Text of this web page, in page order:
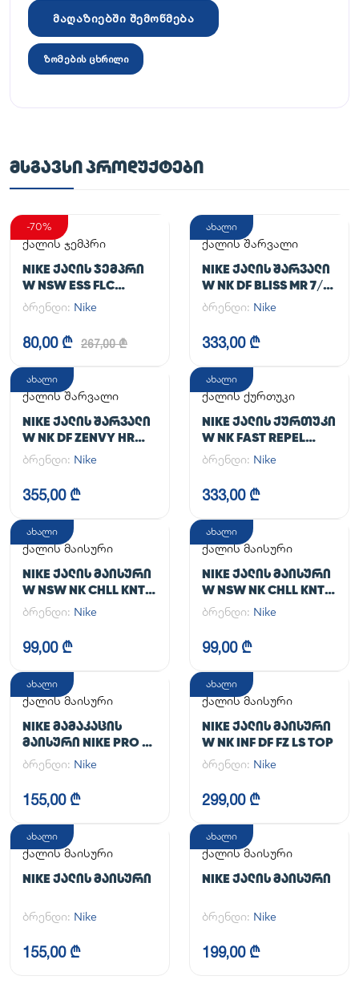
მაღაზიებში შემოწმება
ზომების ცხრილი
ᲛᲡᲒᲐᲕᲡᲘ ᲞᲠᲝᲓᲣᲥᲢᲔᲑᲘ
-70%
ქალის ჯემპრი
NIKE ᲥᲐᲚᲘᲡ ᲯᲔᲛᲞᲠᲘ
W NSW ESS FLC
HOODIE CLCTN RE
ბრენდი: Nike
80,00 ₾ 267,00 ₾
ახალი
ქალის შარვალი
NIKE ᲥᲐᲚᲘᲡ ᲨᲐᲠᲕᲐᲚᲘ
W NK DF BLISS MR 7/8
JOGGER
ბრენდი: Nike
333,00 ₾
ახალი
ქალის შარვალი
NIKE ᲥᲐᲚᲘᲡ ᲨᲐᲠᲕᲐᲚᲘ
W NK DF ZENVY HR
TGHT
ბრენდი: Nike
355,00 ₾
ახალი
ქალის ქურთუკი
NIKE ᲥᲐᲚᲘᲡ ᲥᲣᲠᲗᲣᲙᲘ
W NK FAST REPEL
JACKET
ბრენდი: Nike
333,00 ₾
ახალი
ქალის მაისური
NIKE ᲥᲐᲚᲘᲡ ᲛᲐᲘᲡᲣᲠᲘ
W NSW NK CHLL KNT
MD CRP
ბრენდი: Nike
99,00 ₾
ახალი
ქალის მაისური
NIKE ᲥᲐᲚᲘᲡ ᲛᲐᲘᲡᲣᲠᲘ
W NSW NK CHLL KNT
MD CRP
ბრენდი: Nike
99,00 ₾
ახალი
ქალის მაისური
NIKE ᲛᲐᲛᲐᲙᲐᲪᲘᲡ
ᲛᲐᲘᲡᲣᲠᲘ NIKE PRO DF
365 CROP LS
ბრენდი: Nike
155,00 ₾
ახალი
ქალის მაისური
NIKE ᲥᲐᲚᲘᲡ ᲛᲐᲘᲡᲣᲠᲘ
W NK INF DF FZ LS TOP
ბრენდი: Nike
299,00 ₾
ახალი
ქალის მაისური
NIKE ᲥᲐᲚᲘᲡ ᲛᲐᲘᲡᲣᲠᲘ
ბრენდი: Nike
155,00 ₾
ახალი
ქალის მაისური
NIKE ᲥᲐᲚᲘᲡ ᲛᲐᲘᲡᲣᲠᲘ
ბრენდი: Nike
199,00 ₾